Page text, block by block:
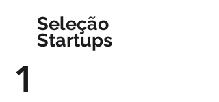
Seleção
Startups
1